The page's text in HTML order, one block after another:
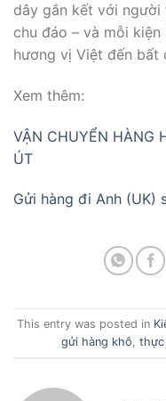
dây gắn kết với người
chu đáo – và mỗi
hương vị Việt đến bất
Xem thêm:
VẬN CHUYỂN HÀNG
ÚT
Gửi hàng đi Anh (UK)
This entry was posted in
gửi hàng khô thực